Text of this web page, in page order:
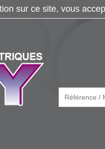
sur ce site, vous